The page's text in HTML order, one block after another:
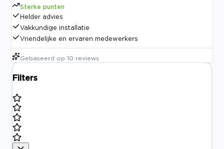
Sterke punten
Helder advies
Vakkundige installatie
Vriendelijke en ervaren medewerkers
Gebaseerd op 10 reviews
Filters